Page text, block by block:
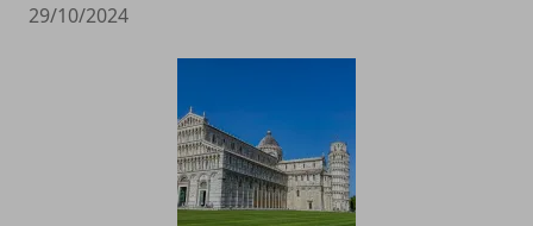
29/10/2024